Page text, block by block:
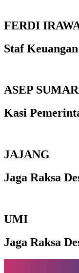
FERDI
Staf Keuangan
ASEP
Kasi
JAJANG
Jaga Raksa
UMI
Jaga Raksa